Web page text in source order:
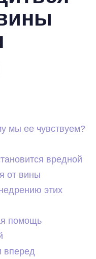
мы ее чувствуем?
вредной
от вины
этих
помощь
вперед